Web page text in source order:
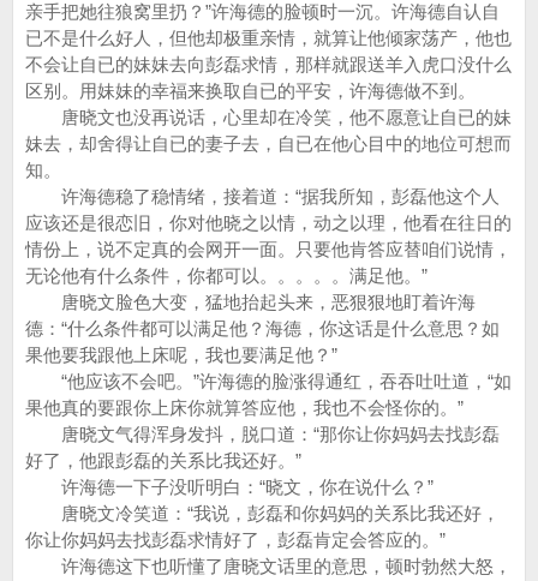
亲手把她往狼窝里扔？”许海德的脸顿时一沉。许海德自认自
已不是什么好人，但他却极重亲情，就算让他倾家荡产，他也
不会让自已的妹妹去向彭磊求情，那样就跟送羊入虎口没什么
区别。用妹妹的幸福来换取自已的平安，许海德做不到。
唐晓文也没再说话，心里却在冷笑，他不愿意让自已的妹
妹去，却舍得让自已的妻子去，自已在他心目中的地位可想而
知。
许海德稳了稳情绪，接着道：“据我所知，彭磊他这个人
应该还是很恋旧，你对他晓之以情，动之以理，他看在往日的
情份上，说不定真的会网开一面。只要他肯答应替咱们说情，
无论他有什么条件，你都可以。。。。。满足他。”
唐晓文脸色大变，猛地抬起头来，恶狠狠地盯着许海
德：“什么条件都可以满足他？海德，你这话是什么意思？如
果他要我跟他上床呢，我也要满足他？”
“他应该不会吧。”许海德的脸涨得通红，吞吞吐吐道，“如
果他真的要跟你上床你就算答应他，我也不会怪你的。”
唐晓文气得浑身发抖，脱口道：“那你让你妈妈去找彭磊
好了，他跟彭磊的关系比我还好。”
许海德一下子没听明白：“晓文，你在说什么？”
唐晓文冷笑道：“我说，彭磊和你妈妈的关系比我还好，
你让你妈妈去找彭磊求情好了，彭磊肯定会答应的。”
许海德这下也听懂了唐晓文话里的意思，顿时勃然大怒，